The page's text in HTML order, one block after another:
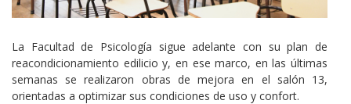
Cuerpo
La Facultad de Psicología sigue adelante con su plan de
reacondicionamiento edilicio y, en ese marco, en las últimas
semanas se realizaron obras de mejora en el salón 13,
orientadas a optimizar sus condiciones de uso y confort.